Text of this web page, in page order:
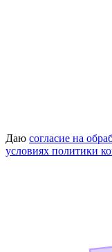
Даю согласие на
условиях политики